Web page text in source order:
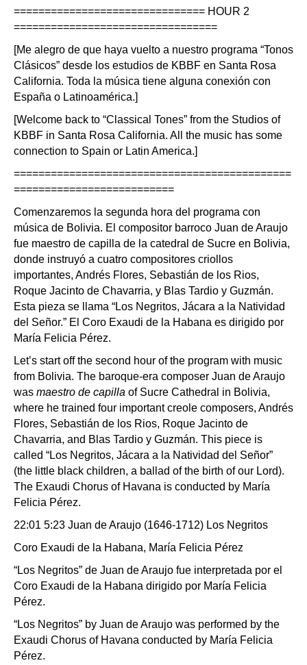
=============================== HOUR 2
=================================
[Me alegro de que haya vuelto a nuestro programa “Tonos
Clásicos” desde los estudios de KBBF en Santa Rosa
California. Toda la música tiene alguna conexión con
España o Latinoamérica.]
[Welcome back to “Classical Tones” from the Studios of
KBBF in Santa Rosa California. All the music has some
connection to Spain or Latin America.]
=============================================
==========================
Comenzaremos la segunda hora del programa con
música de Bolivia. El compositor barroco Juan de Araujo
fue maestro de capilla de la catedral de Sucre en Bolivia,
donde instruyó a cuatro compositores criollos
importantes, Andrés Flores, Sebastián de los Rios,
Roque Jacinto de Chavarria, y Blas Tardio y Guzmán.
Esta pieza se llama “Los Negritos, Jácara a la Natividad
del Señor.” El Coro Exaudi de la Habana es dirigido por
María Felicia Pérez.
Let’s start off the second hour of the program with music
from Bolivia. The baroque-era composer Juan de Araujo
was maestro de capilla of Sucre Cathedral in Bolivia,
where he trained four important creole composers, Andrés
Flores, Sebastián de los Rios, Roque Jacinto de
Chavarria, and Blas Tardio y Guzmán. This piece is
called “Los Negritos, Jácara a la Natividad del Señor”
(the little black children, a ballad of the birth of our Lord).
The Exaudi Chorus of Havana is conducted by María
Felicia Pérez.
22:01 5:23 Juan de Araujo (1646-1712) Los Negritos
Coro Exaudi de la Habana, María Felicia Pérez
“Los Negritos” de Juan de Araujo fue interpretada por el
Coro Exaudi de la Habana dirigido por María Felicia
Pérez.
“Los Negritos” by Juan de Araujo was performed by the
Exaudi Chorus of Havana conducted by María Felicia
Pérez.